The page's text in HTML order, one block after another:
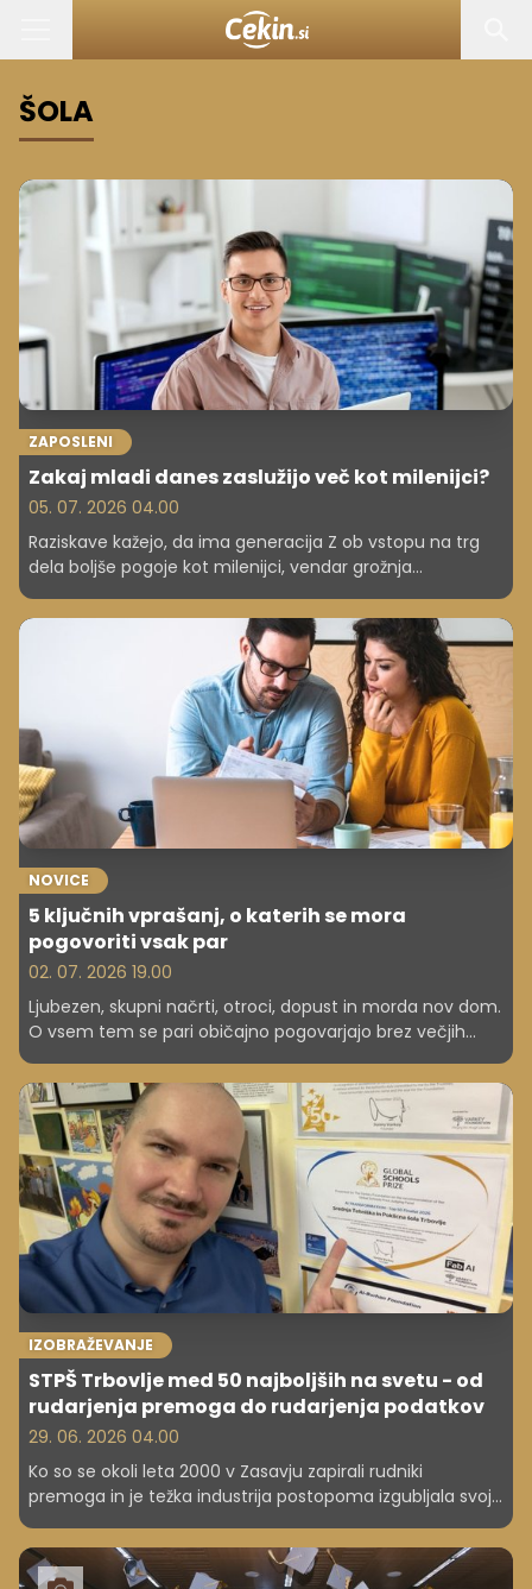
ŠOLA
ZAPOSLENI
Zakaj mladi danes zaslužijo več kot milenijci?
05. 07. 2026 04.00
Raziskave kažejo, da ima generacija Z ob vstopu na trg
dela boljše pogoje kot milenijci, vendar grožnja
brezposelnosti in stagnacija še vedno obstajata.
NOVICE
5 ključnih vprašanj, o katerih se mora
pogovoriti vsak par
02. 07. 2026 19.00
Ljubezen, skupni načrti, otroci, dopust in morda nov dom.
O vsem tem se pari običajno pogovarjajo brez večjih
težav. Veliko težje pa je načeti vprašanje: Kaj bi se zgodilo,
če bi eden od naju resno zbolel, postal nezmožen za delo
ali umrl?
IZOBRAŽEVANJE
STPŠ Trbovlje med 50 najboljših na svetu - od
rudarjenja premoga do rudarjenja podatkov
29. 06. 2026 04.00
Ko so se okoli leta 2000 v Zasavju zapirali rudniki
premoga in je težka industrija postopoma izgubljala svoj
pomen, je regija ostala brez svojega dolgoletnega
gospodarskega središča. V času negotovosti in iskanja
novih razvojnih poti si je le malokdo predstavljal, da bo